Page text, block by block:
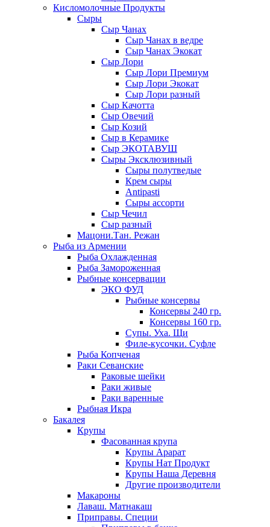
Кисломолочные Продукты
Сыры
Сыр Чанах
Сыр Чанах в ведре
Сыр Чанах Экокат
Сыр Лори
Сыр Лори Премиум
Сыр Лори Экокат
Сыр Лори разный
Сыр Качотта
Сыр Овечий
Сыр Козий
Сыр в Керамике
Сыр ЭКОТАВУШ
Сыры Эксклюзивный
Сыры полутведые
Крем сыры
Antipasti
Сыры ассорти
Сыр Чечил
Сыр разный
Мацони.Тан. Режан
Рыба из Армении
Рыба Охлажденная
Рыба Замороженная
Рыбные консервации
ЭКО ФУД
Рыбные консервы
Консервы 240 гр.
Консервы 160 гр.
Супы. Уха. Щи
Филе-кусочки. Суфле
Рыба Копченая
Раки Севанские
Раковые шейки
Раки живые
Раки варенные
Рыбная Икра
Бакалея
Крупы
Фасованная крупа
Крупы Арарат
Крупы Нат Продукт
Крупы Наша Деревня
Другие производители
Макароны
Лаваш. Матнакаш
Приправы. Специи